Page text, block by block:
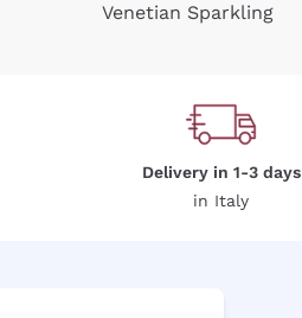
Venetian Sparkling
Delivery in 1-3 days
in Italy